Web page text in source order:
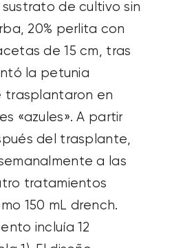
de cultivo sin
20% perlita con
de 15 cm, tras
la petunia
trasplantaron en
«azules». A partir
del trasplante,
a las
tratamientos
150 m L drench.
incluía 12